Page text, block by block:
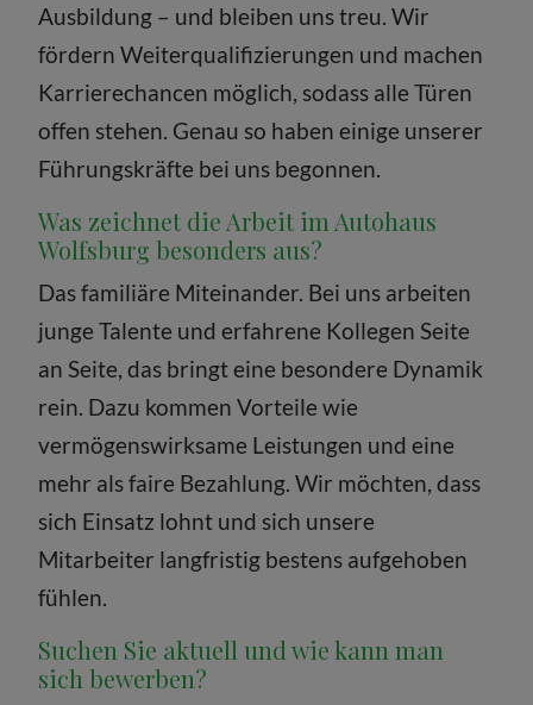
Ausbildung – und bleiben uns treu. Wir
fördern Weiterqualifizierungen und machen
Karrierechancen möglich, sodass alle Türen
offen stehen. Genau so haben einige unserer
Führungskräfte bei uns begonnen.
Was zeichnet die Arbeit im Autohaus
Wolfsburg besonders aus?
Das familiäre Miteinander. Bei uns arbeiten
junge Talente und erfahrene Kollegen Seite
an Seite, das bringt eine besondere Dynamik
rein. Dazu kommen Vorteile wie
vermögenswirksame Leistungen und eine
mehr als faire Bezahlung. Wir möchten, dass
sich Einsatz lohnt und sich unsere
Mitarbeiter langfristig bestens aufgehoben
fühlen.
Suchen Sie aktuell und wie kann man
sich bewerben?